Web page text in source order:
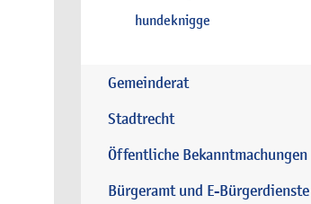
hundeknigge
Gemeinderat
Stadtrecht
Öffentliche Bekanntmachungen
Bürgeramt und E-Bürgerdienste